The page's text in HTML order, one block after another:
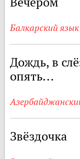
Балкарский язык
Дождь, в
опять...
Звёздочка